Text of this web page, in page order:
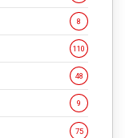
8
110
48
9
75